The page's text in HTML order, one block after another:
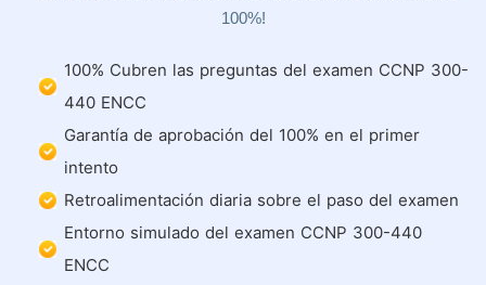
100%!
100% Cubren las preguntas del examen CCNP 300-
440 ENCC
Garantía de aprobación del 100% en el primer
intento
Retroalimentación diaria sobre el paso del examen
Entorno simulado del examen CCNP 300-440
ENCC